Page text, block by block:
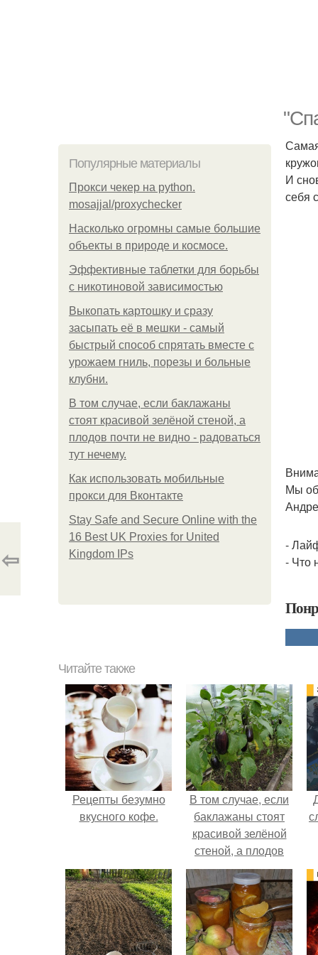
Популярные материалы
Прокси чекер на python.
mosajjal/proxychecker
Насколько огромны самые большие
объекты в природе и космосе.
Эффективные таблетки для борьбы
с никотиновой зависимостью
Выкопать картошку и сразу
засыпать её в мешки - самый
быстрый способ спрятать вместе с
урожаем гниль, порезы и больные
клубни.
В том случае, если баклажаны
стоят красивой зелёной стеной, а
плодов почти не видно - радоваться
тут нечему.
Как использовать мобильные
прокси для Вконтакте
Stay Safe and Secure Online with the
16 Best UK Proxies for United
Kingdom IPs
И
себя
Мы
-
- Что
⇦
Читайте также
Рецепты безумно
вкусного кофе.
В том случае, если
баклажаны стоят
красивой зелёной
стеной, а плодов
почти не видно -
радоваться тут
нечему.